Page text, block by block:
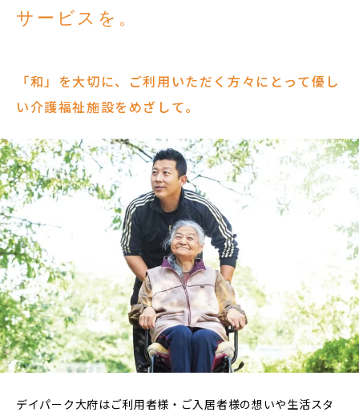
サービスを。
「和」を大切に、ご利用いただく方々にとって優し
い介護福祉施設をめざして。
デイパーク大府はご利用者様・ご入居者様の想いや生活スタ